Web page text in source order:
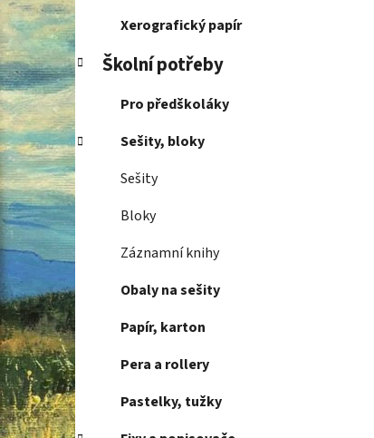
Xerografický papír
Školní potřeby
Pro předškoláky
Sešity, bloky
Sešity
Bloky
Záznamní knihy
Obaly na sešity
Papír, karton
Pera a rollery
Pastelky, tužky